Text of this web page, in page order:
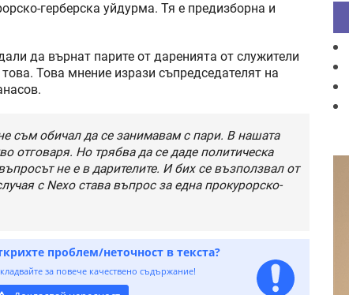
герберска уйдурма. Тя е предизборна и
да върнат парите от даренията от служители
Това мнение изрази съпредседателят на
съм обичал да се занимавам с пари. В нашата
отговаря. Но трябва да се даде политическа
не е в дарителите. И бих се възползвал от
с Nexo става въпрос за една прокурорско-
проблем/неточност в текста?
за повече качествено съдържание!